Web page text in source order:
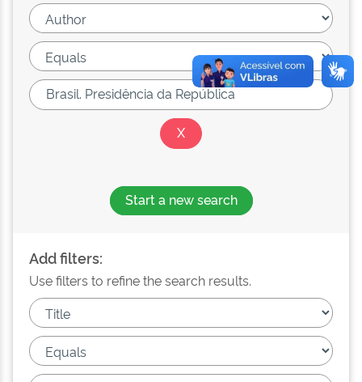
Start a new search
Add filters:
Use filters to refine the search results.